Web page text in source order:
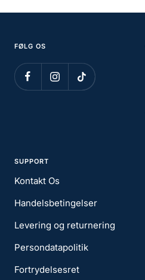
FØLG OS
SUPPORT
Kontakt Os
Handelsbetingelser
Levering og returnering
Persondatapolitik
Fortrydelsesret